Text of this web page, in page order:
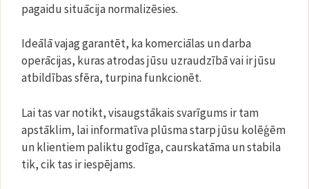
pagaidu situācija normalizēsies.
Ideālā vajag garantēt, ka komerciālas un darba
operācijas, kuras atrodas jūsu uzraudzībā vai ir jūsu
atbildības sfēra, turpina funkcionēt.
Lai tas var notikt, visaugstākais svarīgums ir tam
apstāklim, lai informatīva plūsma starp jūsu kolēģēm
un klientiem paliktu godīga, caurskatāma un stabila
tik, cik tas ir iespējams.